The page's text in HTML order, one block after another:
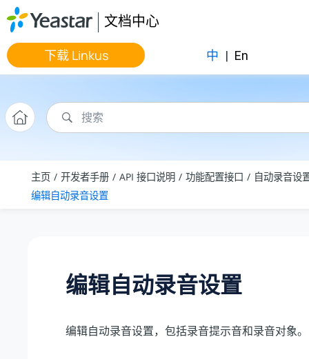
跳转到主要内容
文档中心
下载 Linkus 中 | En
主页 开发者手册 API 接口说明 功能配置接口
自动录音设
编辑自动录音设置
编辑自动录音设置
编辑自动录音设置，包括录音提示音和录音对象。